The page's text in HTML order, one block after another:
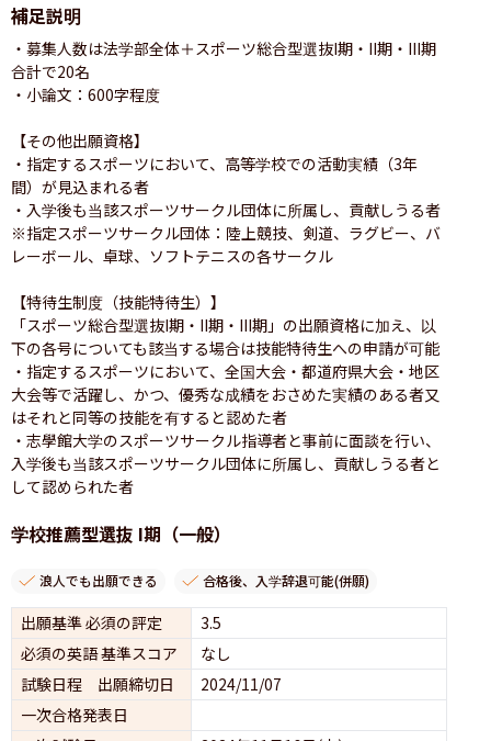
補足説明
・募集人数は法学部全体＋スポーツ総合型選抜I期・II期・III期
合計で20名
・小論文：600字程度
【その他出願資格】
・指定するスポーツにおいて、高等学校での活動実績（3年
間）が見込まれる者
・入学後も当該スポーツサークル団体に所属し、貢献しうる者
※指定スポーツサークル団体：陸上競技、剣道、ラグビー、バ
レーボール、卓球、ソフトテニスの各サークル
【特待生制度（技能特待生）】
「スポーツ総合型選抜I期・II期・III期」の出願資格に加え、以
下の各号についても該当する場合は技能特待生への申請が可能
・指定するスポーツにおいて、全国大会・都道府県大会・地区
大会等で活躍し、かつ、優秀な成績をおさめた実績のある者又
はそれと同等の技能を有すると認めた者
・志學館大学のスポーツサークル指導者と事前に面談を行い、
入学後も当該スポーツサークル団体に所属し、貢献しうる者と
して認められた者
学校推薦型選抜 I期（一般）
浪人でも出願できる 合格後、入学辞退可能(併願)
出願基準 必須の評定
3.5
必須の英語 基準スコア
なし
試験日程 出願締切日
2024/11/07
一次合格発表日